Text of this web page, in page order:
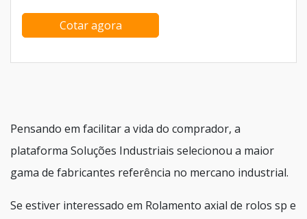
Cotar agora
Pensando em facilitar a vida do comprador, a
plataforma Soluções Industriais selecionou a maior
gama de fabricantes referência no mercano industrial.
Se estiver interessado em Rolamento axial de rolos sp e